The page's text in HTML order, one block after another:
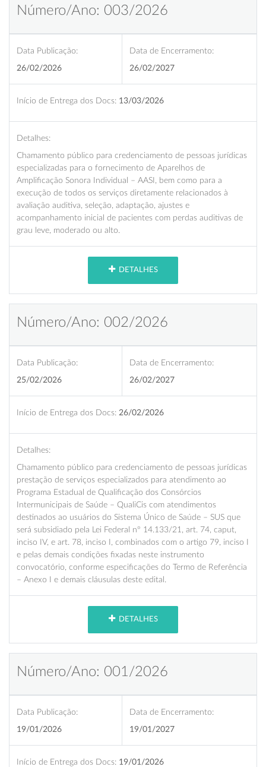
Número/Ano: 003/2026
Data Publicação:
26/02/2026
Data de Encerramento:
26/02/2027
Início de Entrega dos Docs: 13/03/2026
Detalhes:
Chamamento público para credenciamento de pessoas jurídicas
especializadas para o fornecimento de Aparelhos de
Amplificação Sonora Individual – AASI, bem como para a
execução de todos os serviços diretamente relacionados à
avaliação auditiva, seleção, adaptação, ajustes e
acompanhamento inicial de pacientes com perdas auditivas de
grau leve, moderado ou alto.
DETALHES
Número/Ano: 002/2026
Data Publicação:
25/02/2026
Data de Encerramento:
26/02/2027
Início de Entrega dos Docs: 26/02/2026
Detalhes:
Chamamento público para credenciamento de pessoas jurídicas
prestação de serviços especializados para atendimento ao
Programa Estadual de Qualificação dos Consórcios
Intermunicipais de Saúde – QualiCis com atendimentos
destinados ao usuários do Sistema Único de Saúde – SUS que
será subsidiado pela Lei Federal nº 14.133/21, art. 74, caput,
inciso IV, e art. 78, inciso I, combinados com o artigo 79, inciso I
e pelas demais condições fixadas neste instrumento
convocatório, conforme especificações do Termo de Referência
– Anexo I e demais cláusulas deste edital.
DETALHES
Número/Ano: 001/2026
Data Publicação:
19/01/2026
Data de Encerramento:
19/01/2027
Início de Entrega dos Docs: 19/01/2026